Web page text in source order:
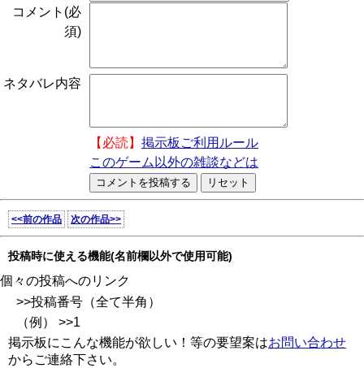
コメント(必
須)
ネタバレ内容
【必読】 掲示板ご利用ルール
このゲーム以外の雑談などは
<<前の作品 次の作品>>
投稿時に使える機能(名前欄以外で使用可能)
個々の投稿へのリンク
>>投稿番号（全て半角）
（例） >>1
掲示板にこんな機能が欲しい！等の要望案はお問い合わせ
からご連絡下さい。